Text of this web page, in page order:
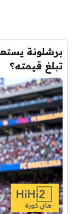
برشلونة
تبلغ قيمته؟